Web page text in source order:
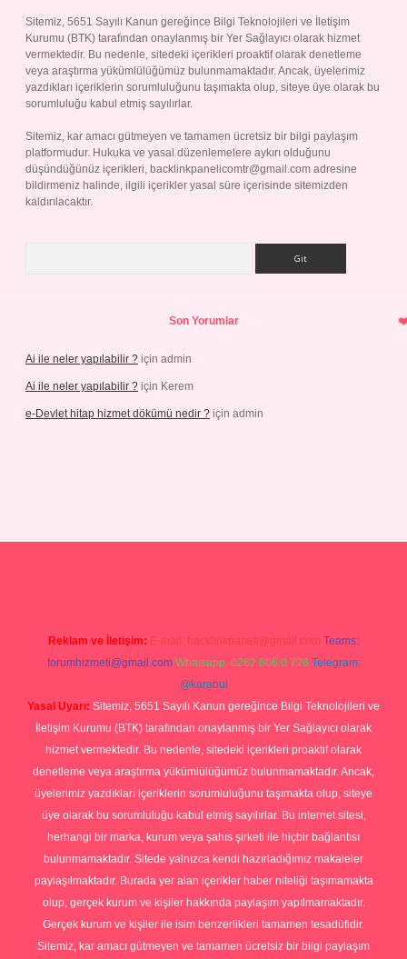
Sitemiz, 5651 Sayılı Kanun gereğince Bilgi Teknolojileri ve İletişim
Kurumu (BTK) tarafından onaylanmış bir Yer Sağlayıcı olarak hizmet
vermektedir. Bu nedenle, sitedeki içerikleri proaktif olarak denetleme
veya araştırma yükümlülüğümüz bulunmamaktadır. Ancak, üyelerimiz
yazdıkları içeriklerin sorumluluğunu taşımakta olup, siteye üye olarak bu
sorumluluğu kabul etmiş sayılırlar.
Sitemiz, kar amacı gütmeyen ve tamamen ücretsiz bir bilgi paylaşım
platformudur. Hukuka ve yasal düzenlemelere aykırı olduğunu
düşündüğünüz içerikleri, backlinkpanelicomtr@gmail.com adresine
bildirmeniz halinde, ilgili içerikler yasal süre içerisinde sitemizden
kaldırılacaktır.
Son Yorumlar
Ai ile neler yapılabilir ? için admin
Ai ile neler yapılabilir ? için Kerem
e-Devlet hitap hizmet dökümü nedir ? için admin
Reklam ve İletişim: E-mail: backlinkpaneli@gmail.com Teams:
forumhizmeti@gmail.com Whatsapp: 0262 606 0 726 Telegram:
@karabul
Yasal Uyarı: Sitemiz, 5651 Sayılı Kanun gereğince Bilgi Teknolojileri ve
İletişim Kurumu (BTK) tarafından onaylanmış bir Yer Sağlayıcı olarak
hizmet vermektedir. Bu nedenle, sitedeki içerikleri proaktif olarak
denetleme veya araştırma yükümlülüğümüz bulunmamaktadır. Ancak,
üyelerimiz yazdıkları içeriklerin sorumluluğunu taşımakta olup, siteye
üye olarak bu sorumluluğu kabul etmiş sayılırlar. Bu internet sitesi,
herhangi bir marka, kurum veya şahıs şirketi ile hiçbir bağlantısı
bulunmamaktadır. Sitede yalnızca kendi hazırladığımız makaleler
paylaşılmaktadır. Burada yer alan içerikler haber niteliği taşımamakta
olup, gerçek kurum ve kişiler hakkında paylaşım yapılmamaktadır.
Gerçek kurum ve kişiler ile isim benzerlikleri tamamen tesadüfidir.
Sitemiz, kar amacı gütmeyen ve tamamen ücretsiz bir bilgi paylaşım